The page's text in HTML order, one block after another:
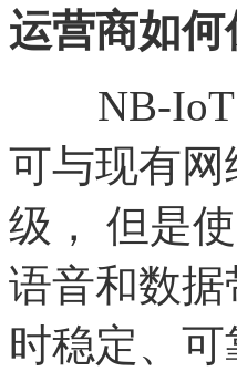
运营商如何
NB-IoT
可与现有
级， 但是
语音和数
时稳定、可